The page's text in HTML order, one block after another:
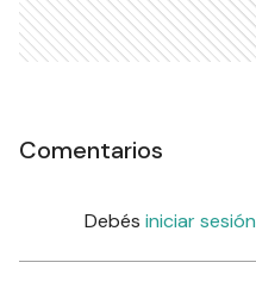
Comentarios
Debés iniciar sesión